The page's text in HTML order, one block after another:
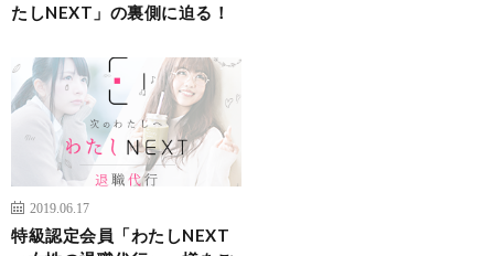
たしNEXT」の裏側に迫る！
2019.06.17
特級認定会員「わたしNEXT